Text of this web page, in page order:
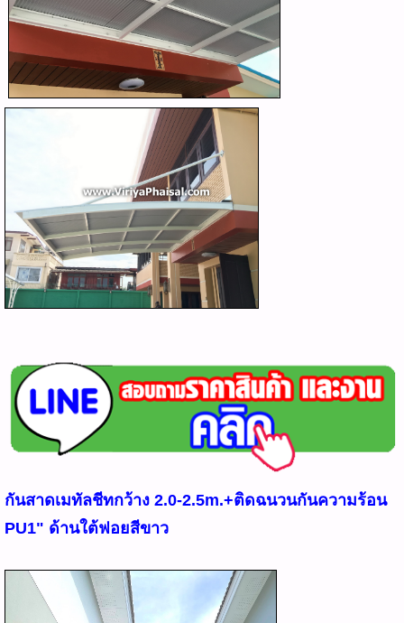
กันสาดเมทัลชีทกว้าง 2.0-2.5m.+ติดฉนวนกันความร้อน
PU1" ด้านใต้ฟอยสีขาว